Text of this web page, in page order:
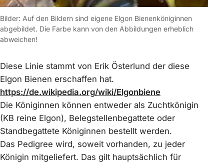
Bilder: Auf den Bildern sind eigene Elgon Bienenköniginnen
abgebildet. Die Farbe kann von den Abbildungen erheblich
abweichen!
Diese Linie stammt von Erik Österlund der diese
Elgon Bienen erschaffen hat.
https://de.wikipedia.org/wiki/Elgonbiene
Die Königinnen können entweder als Zuchtkönigin
(KB reine Elgon), Belegstellenbegattete oder
Standbegattete Königinnen bestellt werden.
Das Pedigree wird, soweit vorhanden, zu jeder
Königin mitgeliefert. Das gilt hauptsächlich für